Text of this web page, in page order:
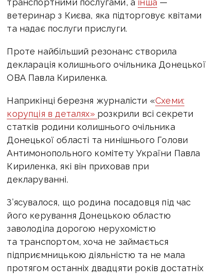
транспортними послугами, а інша —
ветеринар з Києва, яка підторговує квітами
та надає послуги прислуги.
Проте найбільший резонанс створила
декларація колишнього очільника Донецької
ОВА Павла Кириленка.
Наприкінці березня журналісти «Схеми:
корупція в деталях» розкрили всі секрети
статків родини колишнього очільника
Донецької області та нинішнього Голови
Антимонопольного комітету України Павла
Кириленка, які він приховав при
декларуванні.
З’ясувалося, що родина посадовця під час
його керування Донецькою областю
заволоділа дорогою нерухомістю
та транспортом, хоча не займається
підприємницькою діяльністю та не мала
протягом останніх двадцяти років достатніх